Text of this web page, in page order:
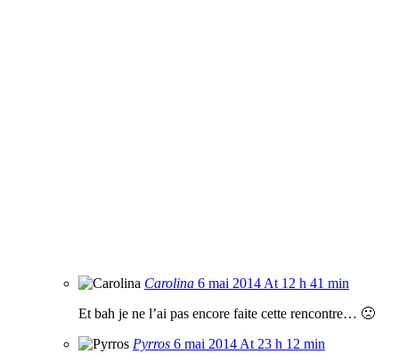
Carolina 6 mai 2014 At 12 h 41 min
Et bah je ne l’ai pas encore faite cette rencontre… 🙁
Pyrros 6 mai 2014 At 23 h 12 min